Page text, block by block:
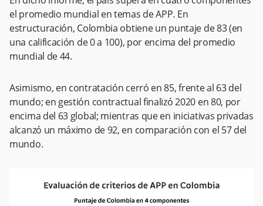
el promedio mundial en temas de APP. En
estructuración, Colombia obtiene un puntaje de 83 (en
una calificación de 0 a 100), por encima del promedio
mundial de 44.
Asimismo, en contratación cerró en 85, frente al 63 del
mundo; en gestión contractual finalizó 2020 en 80, por
encima del 63 global; mientras que en iniciativas privadas
alcanzó un máximo de 92, en comparación con el 57 del
mundo.